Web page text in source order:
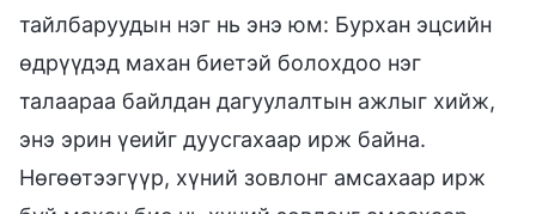
тайлбаруудын нэг нь энэ юм: Бурхан эцсийн
өдрүүдэд махан биетэй болохдоо нэг
талаараа байлдан дагуулалтын ажлыг хийж,
энэ эрин үеийг дуусгахаар ирж байна.
Нөгөөтээгүүр, хүний зовлонг амсахаар ирж